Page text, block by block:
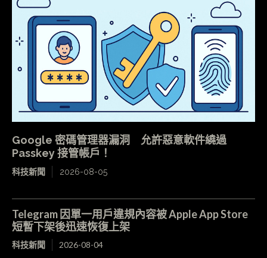
Google 密碼管理器漏洞 允許惡意軟件繞過
Passkey 接管帳戶！
科技新聞 2026-08-05
Telegram 因單一用戶違規內容被 Apple App Store
短暫下架後迅速恢復上架
科技新聞 2026-08-04